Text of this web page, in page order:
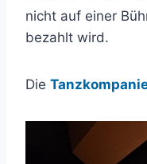
nicht auf einer
bezahlt wird.
Die